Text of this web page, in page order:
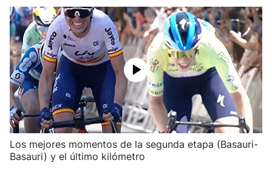
Ciclismo
Herri-kirolak
Balonmano
Kirolak 360
Los mejores momentos de la segunda etapa (Basauri-
Basauri) y el último kilómetro